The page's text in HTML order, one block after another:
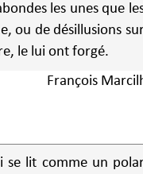
les unes que
ou de désillusions
le lui ont forgé.
François
se lit comme un